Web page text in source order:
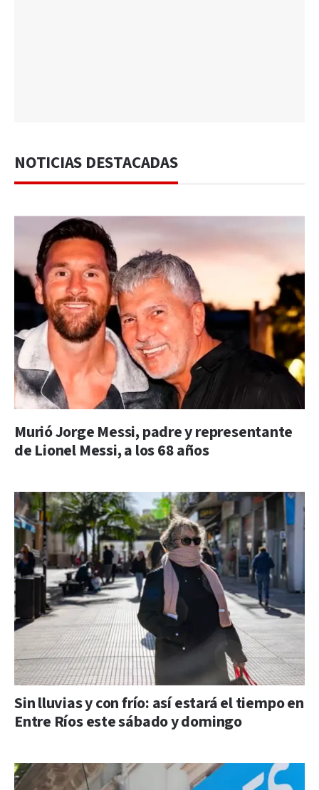
NOTICIAS DESTACADAS
Murió Jorge Messi, padre y representante
de Lionel Messi, a los 68 años
Sin lluvias y con frío: así estará el tiempo en
Entre Ríos este sábado y domingo